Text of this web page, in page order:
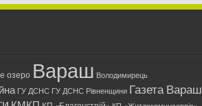
озеро Вараш Володимирець
ГУ ДСНС ГУ ДСНС Рівненщини Газета Вараш